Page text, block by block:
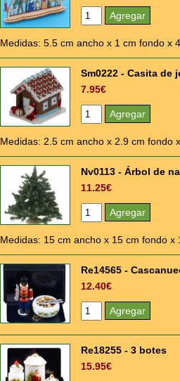
Medidas: 5.5 cm ancho x 1 cm fondo x
Sm0222 - Casita de
7.95€
Medidas: 2.5 cm ancho x 2.9 cm fondo
Nv0113 - Árbol de
11.25€
Medidas: 15 cm ancho x 15 cm fondo x
Re14565 -
12.40€
Re18255 - 3 botes
15.95€